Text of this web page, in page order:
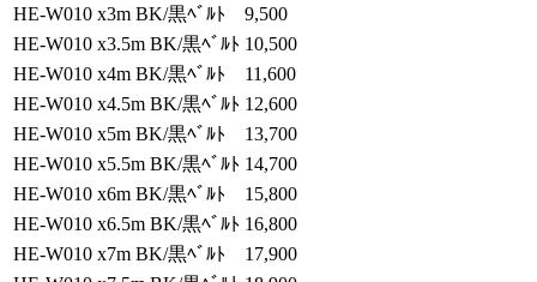
HE-W010 x3m BK/黒ﾍﾞﾙﾄ
9,500
HE-W010 x3.5m BK/黒ﾍﾞﾙﾄ 10,500
HE-W010 x4m BK/黒ﾍﾞﾙﾄ
11,600
HE-W010 x4.5m BK/黒ﾍﾞﾙﾄ 12,600
HE-W010 x5m BK/黒ﾍﾞﾙﾄ
13,700
HE-W010 x5.5m BK/黒ﾍﾞﾙﾄ 14,700
HE-W010 x6m BK/黒ﾍﾞﾙﾄ
15,800
HE-W010 x6.5m BK/黒ﾍﾞﾙﾄ 16,800
HE-W010 x7m BK/黒ﾍﾞﾙﾄ
17,900